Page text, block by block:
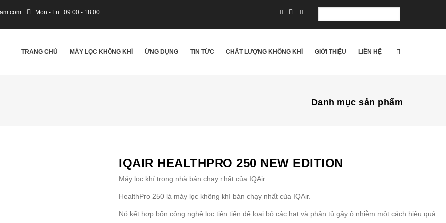
Mon - Fri : 09:00 - 18:00
your
TRANG CHỦ MÁY LỌC KHÔNG KHÍ ỨNG DỤNG TIN TỨC CHẤT LƯỢNG KHÔNG KHÍ GIỚI THIỆU LIÊN HỆ
Danh mục sản phẩm
IQAIR HEALTHPRO 250 NEW EDITION
Máy lọc khí trong nhà bán chạy nhất của IQAir
HealthPro 250 là máy lọc không khí bán chạy nhất của IQAir.
Nó kết hợp bốn công nghệ lọc tiên tiến để loại bỏ các hạt và phân tử gây ô nhiễm một cách hiệu quả.